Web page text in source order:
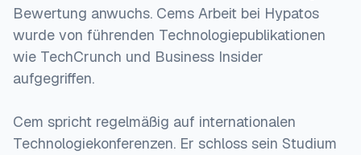
Bewertung anwuchs. Cems Arbeit bei Hypatos
wurde von führenden Technologiepublikationen
wie TechCrunch und Business Insider
aufgegriffen.
Cem spricht regelmäßig auf internationalen
Technologiekonferenzen. Er schloss sein Studium